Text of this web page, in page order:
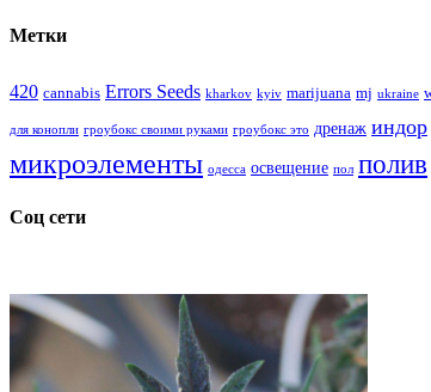
Метки
420 cannabis Errors Seeds kharkov kyiv marijuana mj ukraine
для конопли гроубокс своими руками гроубокс это дренаж индор
микроэлементы одесса освещение пол полив
Соц сети